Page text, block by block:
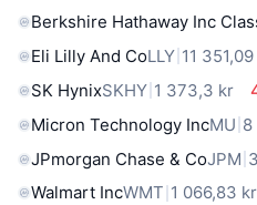
Berkshire Hathaway Inc
Eli Lilly And CoLLY 11
SK HynixSKHY 1 373,3 kr
Micron Technology IncMU 8
JPmorgan Chase & CoJPM
Walmart IncWMT 1 066,83 kr